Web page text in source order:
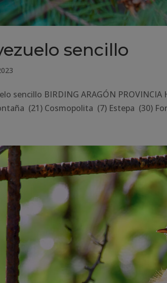
sencillo
sencillo BIRDING ARAGÓN
(21) Cosmopolita (7) Estepa (30)